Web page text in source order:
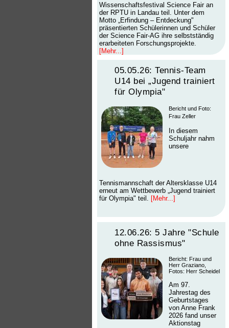
Wissenschaftsfestival Science Fair an
der RPTU in Landau teil. Unter dem
Motto „Erfindung – Entdeckung"
präsentierten Schülerinnen und Schüler
der Science Fair-AG ihre selbstständig
erarbeiteten Forschungsprojekte.
[Mehr...]
05.05.26: Tennis-Team
U14 bei „Jugend trainiert
für Olympia"
Bericht und Foto:
Frau Zeller
In diesem
Schuljahr nahm
unsere
Tennismannschaft der Altersklasse U14
erneut am Wettbewerb „Jugend trainiert
für Olympia" teil. [Mehr...]
12.06.26: 5 Jahre "Schule
ohne Rassismus"
Bericht: Frau und
Herr Graziano,
Fotos: Herr Scheidel
Am 97.
Jahrestag des
Geburtstages
von Anne Frank
2026 fand unser
Aktionstag